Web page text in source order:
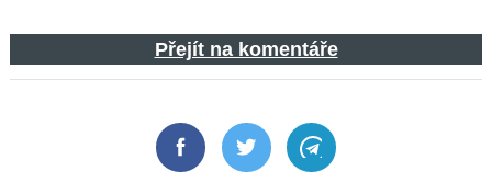
Přejít na komentáře
FacebookTwitter Telegram